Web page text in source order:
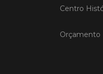
Centro
Orçamento